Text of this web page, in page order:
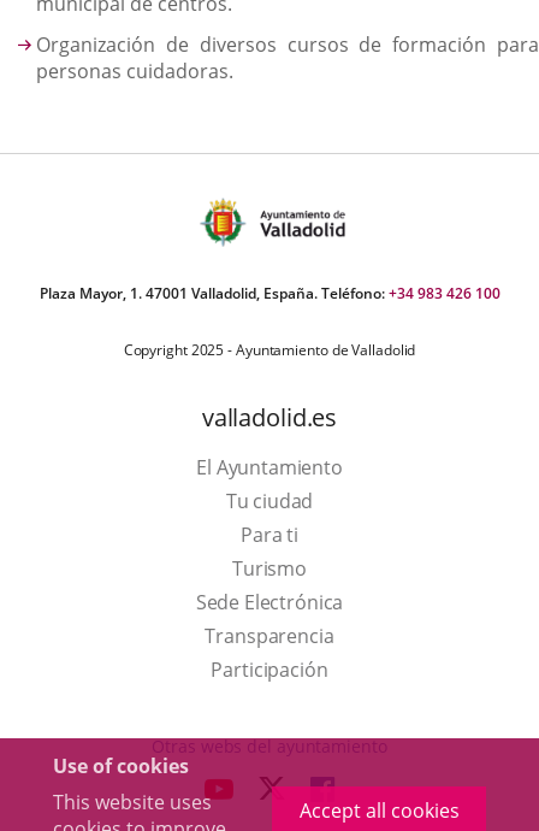
Use of cookies
This website uses
Accept all cookies
Organización de diversos cursos de formación para
personas cuidadoras.
Plaza Mayor, 1. 47001 Valladolid, España. Teléfono:+34 983 426 100
Copyright 2025 - Ayuntamiento de Valladolid
valladolid.es
El Ayuntamiento
Tu ciudad
Para ti
TurismoThis
link
will
open
a
up
Sede Electrónica
Transparencia
Participación
Otras webs del ayuntamiento
LINK LINK
TO
LINK
TO